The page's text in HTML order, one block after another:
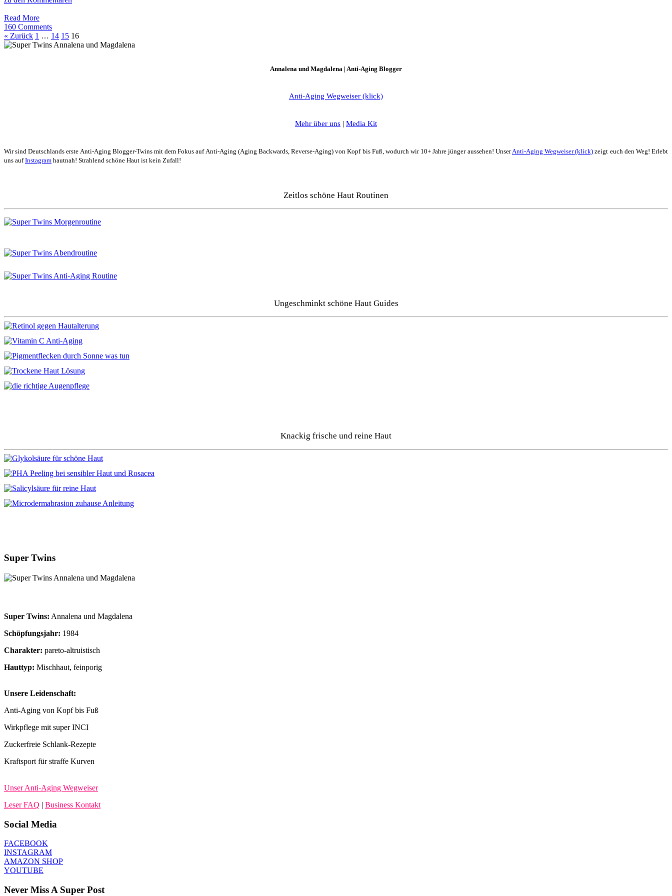
Read MoreWie
ein
Hähnchen
in
160 Comments
« Zurück 1 … 14 15 16
Annalena und Magdalena | Anti-Aging Blogger
Anti-Aging Wegweiser (klick)
Mehr über uns | Media Kit
Wir sind Deutschlands erste Anti-Aging Blogger-Twins mit dem Fokus auf Anti-Aging (Aging Backwards, Reverse-Aging) von Kopf bis Fuß, wodurch wir 10+ Jahre jünger aussehen! UnserAnti-Aging Wegweiser (klick) zeigt euch den Weg! Erlebt
uns aufInstagram hautnah! Strahlend schöne Haut ist kein Zufall!
Zeitlos schöne Haut Routinen
Ungeschminkt schöne Haut Guides
Knackig frische und reine Haut
Super Twins
Super Twins: Annalena und Magdalena
Schöpfungsjahr: 1984
Charakter: pareto-altruistisch
Hauttyp: Mischhaut, feinporig
Unsere Leidenschaft:
Anti-Aging von Kopf bis Fuß
Wirkpflege mit super INCI
Zuckerfreie Schlank-Rezepte
Kraftsport für straffe Kurven
Unser Anti-Aging Wegweiser
Leser FAQ | Business Kontakt
Social Media
FACEBOOK
INSTAGRAM
AMAZON SHOP
YOUTUBE
Never Miss A Super Post